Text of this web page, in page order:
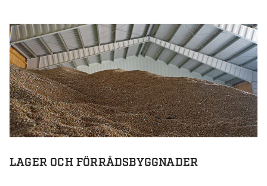
LAGER OCH FÖRRÅDSBYGGNADER